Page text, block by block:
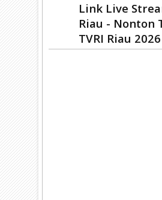
Link Live
Riau - Nonton
TVRI Riau 2026